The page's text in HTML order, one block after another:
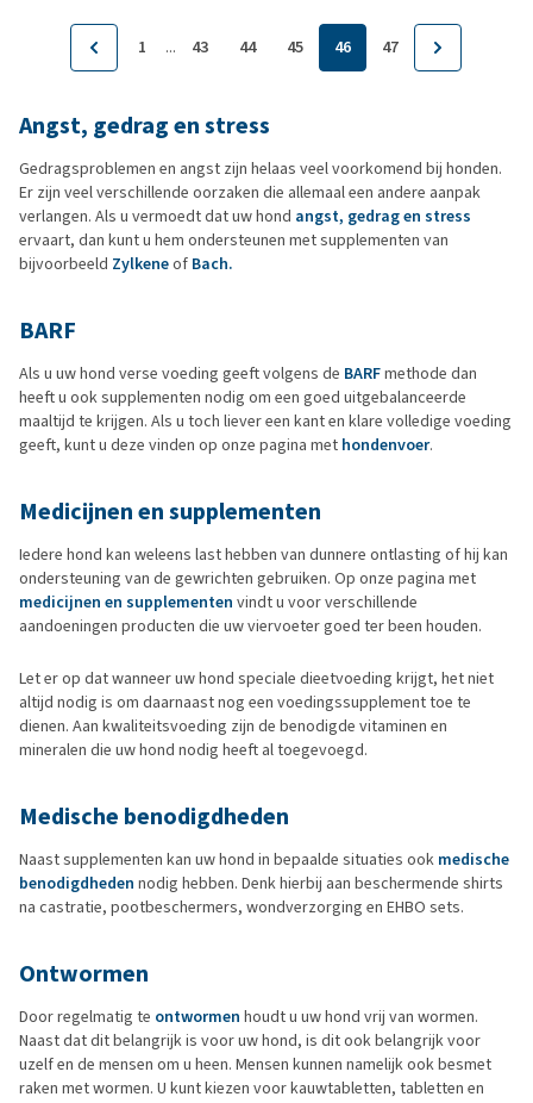
1 ... 43 44 45 46 47
Angst, gedrag en stress
Gedragsproblemen en angst zijn helaas veel voorkomend bij honden.
Er zijn veel verschillende oorzaken die allemaal een andere aanpak
verlangen. Als u vermoedt dat uw hond angst, gedrag en stress
ervaart, dan kunt u hem ondersteunen met supplementen van
bijvoorbeeld Zylkeneof Bach.
BARF
Als u uw hond verse voeding geeft volgens de BARFmethode dan
heeft u ook supplementen nodig om een goed uitgebalanceerde
maaltijd te krijgen. Als u toch liever een kant en klare volledige voeding
geeft, kunt u deze vinden op onze pagina met hondenvoer.
Medicijnen en supplementen
Iedere hond kan weleens last hebben van dunnere ontlasting of hij kan
ondersteuning van de gewrichten gebruiken. Op onze pagina met
medicijnen en supplementen vindt u voor verschillende
aandoeningen producten die uw viervoeter goed ter been houden.
Let er op dat wanneer uw hond speciale dieetvoeding krijgt, het niet
altijd nodig is om daarnaast nog een voedingssupplement toe te
dienen. Aan kwaliteitsvoeding zijn de benodigde vitaminen en
mineralen die uw hond nodig heeft al toegevoegd.
Medische benodigdheden
Naast supplementen kan uw hond in bepaalde situaties ook medische
benodigdheden nodig hebben. Denk hierbij aan beschermende shirts
na castratie, pootbeschermers, wondverzorging en EHBO sets.
Ontwormen
Door regelmatig te ontwormen houdt u uw hond vrij van wormen.
Naast dat dit belangrijk is voor uw hond, is dit ook belangrijk voor
uzelf en de mensen om u heen. Mensen kunnen namelijk ook besmet
raken met wormen. U kunt kiezen voor kauwtabletten, tabletten en